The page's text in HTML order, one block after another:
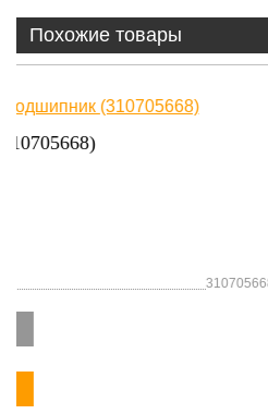
Похожие товары
СТЕРЖЕНЬ